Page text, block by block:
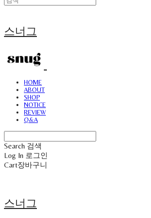
스너그
HOME
ABOUT
SHOP
NOTICE
REVIEW
Q&A
Search 검색
Log In 로그인
Cart장바구니
스너그